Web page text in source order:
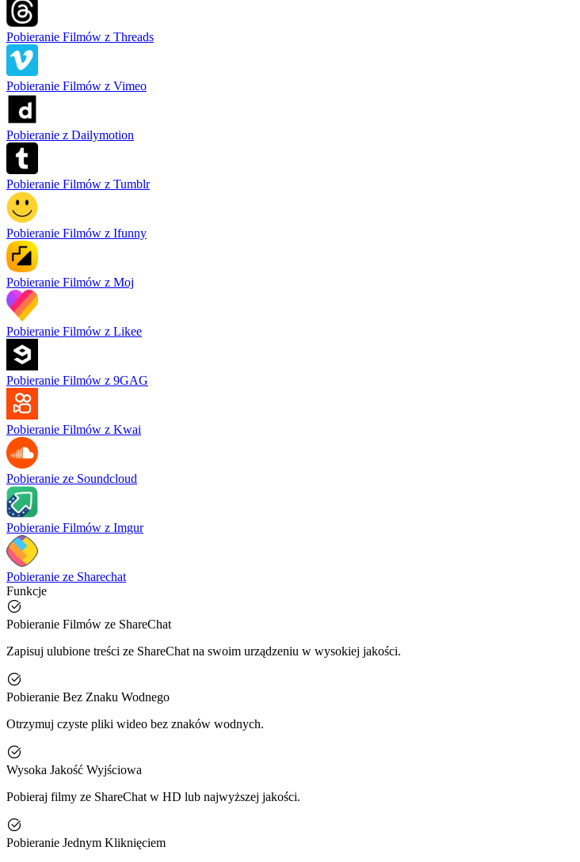
Pobieranie Filmów z Threads
Pobieranie Filmów z Vimeo
Pobieranie z Dailymotion
Pobieranie Filmów z Tumblr
Pobieranie Filmów z Ifunny
Pobieranie Filmów z Moj
Pobieranie Filmów z Likee
Pobieranie Filmów z 9GAG
Pobieranie Filmów z Kwai
Pobieranie ze Soundcloud
Pobieranie Filmów z Imgur
Pobieranie ze Sharechat
Funkcje
Pobieranie Filmów ze ShareChat
Zapisuj ulubione treści ze ShareChat na swoim urządzeniu w wysokiej jakości.
Pobieranie Bez Znaku Wodnego
Otrzymuj czyste pliki wideo bez znaków wodnych.
Wysoka Jakość Wyjściowa
Pobieraj filmy ze ShareChat w HD lub najwyższej jakości.
Pobieranie Jednym Kliknięciem